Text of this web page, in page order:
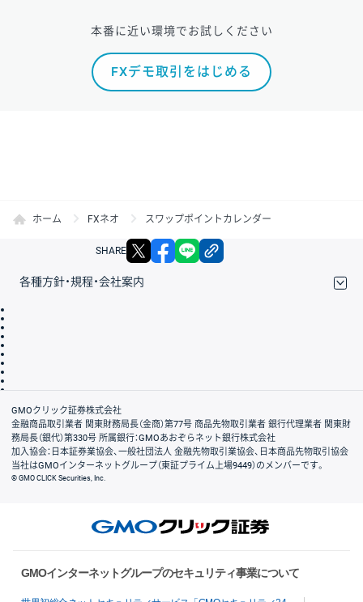
本番に近い環境でお試しください
FXデモ取引をはじめる
ホーム FXネオ スワップポイントカレンダー
SHARE X facebook
各種方針・規程・会社案内
会社案内
GMOクリック証券株式会社
金融商品取引業者 関東財務局長（金商）第77号 商品先物取引業者 銀行代理業者 関東財
務局長（銀代）第330号 所属銀行：GMOあおぞらネット銀行株式会社
加入協会：日本証券業協会、一般社団法人 金融先物取引業協会、日本商品先物取引協会
当社はGMOインターネットグループ（東証プライム上場9449）のメンバーです。
© GMO CLICK Securities, Inc.
GMOインターネットグループのセキュリティ事業について